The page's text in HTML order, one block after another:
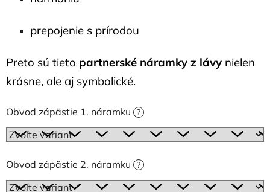
prepojenie s prírodou
Preto sú tieto partnerské náramky z lávy nielen
krásne, ale aj symbolické.
Obvod zápästie 1. náramku ?
Obvod zápästie 2. náramku ?